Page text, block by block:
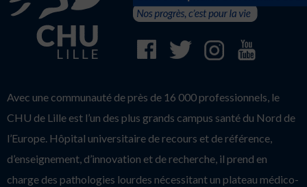
Avec une communauté de près de 16 000 professionnels, le
CHU de Lille est l’un des plus grands campus santé du Nord de
l’Europe. Hôpital universitaire de recours et de référence,
d’enseignement, d’innovation et de recherche, il prend en
charge des pathologies lourdes nécessitant un plateau médico-